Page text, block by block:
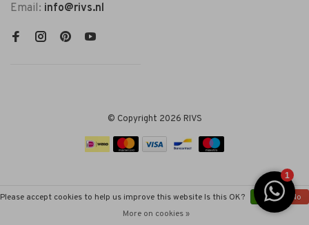
Email: info@rivs.nl
© Copyright 2026 RIVS
Please accept cookies to help us improve this website Is this OK? Yes
No
More on cookies »